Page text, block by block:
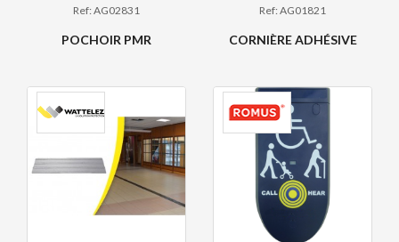
Ref: AG02831
POCHOIR PMR
Ref: AG01821
CORNIÈRE ADHÉSIVE